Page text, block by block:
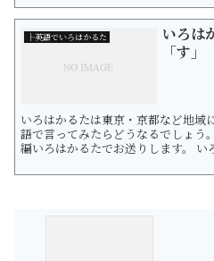
す。 夢とは面白いもので、例えば京都いても大阪見物する夢を見た
り、 大阪にいても清水寺に登る夢
の願...
├英語でいろはかるた
いろは
「す」
いろはかるたは東京・京都など地域
語で言ってみたらどうなるでしょう
編いろはかるたでお送りします。 いろはかるたの「す」は一体なん
手」に通じている人は 思わぬ落と